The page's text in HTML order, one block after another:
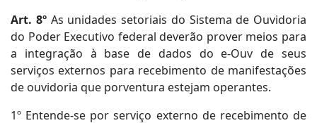
Art. 8ºAs unidades setoriais do Sistema de Ouvidoria
do Poder Executivo federal deverão prover meios para
a integração à base de dados do e-Ouv de seus
serviços externos para recebimento de manifestações
de ouvidoria que porventura estejam operantes.
1º Entende-se por serviço externo de recebimento de